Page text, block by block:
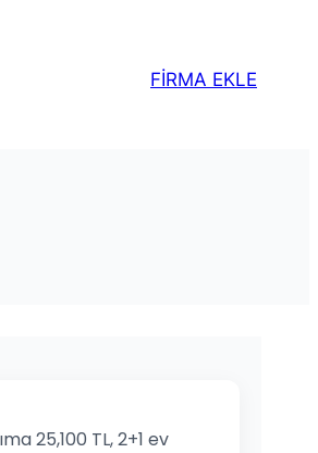
FİRMA EKLE
25,100 TL, 2+1 ev